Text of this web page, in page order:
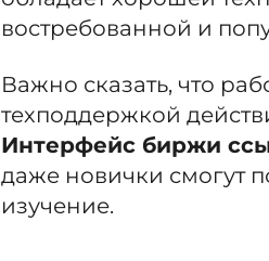
востребованной и
Важно сказать, что
техподдержкой
Интерфейс биржи
даже новички смогут
изучение.